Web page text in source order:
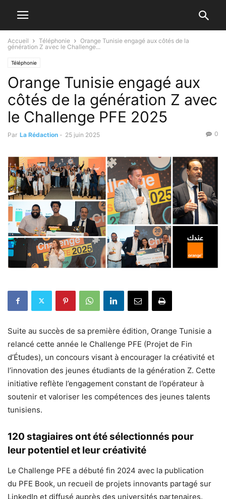
Accueil Téléphonie
Orange Tunisie engagé aux côtés de la
génération Z avec le Challenge...
Téléphonie
Orange Tunisie engagé aux
côtés de la génération Z avec
le Challenge PFE 2025
Par La Rédaction - 25 juin 2025 0
Suite au succès de sa première édition, Orange Tunisie a
relancé cette année le Challenge PFE (Projet de Fin
d’Études), un concours visant à encourager la créativité et
l’innovation des jeunes étudiants de la génération Z. Cette
initiative reflète l’engagement constant de l’opérateur à
soutenir et valoriser les compétences des jeunes talents
tunisiens.
120 stagiaires ont été sélectionnés pour
leur potentiel et leur créativité
Le Challenge PFE a débuté fin 2024 avec la publication
du PFE Book, un recueil de projets innovants partagé sur
LinkedIn et diffusé auprès des universités partenaires.